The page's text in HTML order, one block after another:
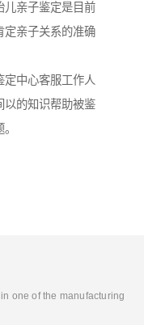
儿亲子鉴定是目前
定亲子关系的准确
定中心客服工作人
以的知识帮助被鉴
one of the manufacturing